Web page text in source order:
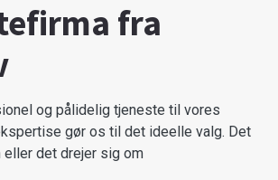
fra
og pålidelig tjeneste til vores
gør os til det ideelle valg. Det
det drejer sig om